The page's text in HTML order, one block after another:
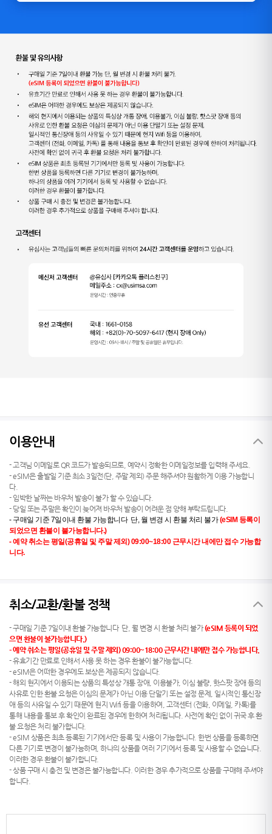
이용안내
- 고객님 이메일로 QR 코드가 발송되므로, 예약시 정확한 이메일정보를 입력해 주세요.
- eSIM은 출발일 기준 최소 3일전(단, 주말 제외) 주문 해주셔야 원활하게 이용 가능합니
다.
- 임박한 날짜는 바우처 발송이 불가 할 수 있습니다.
- 당일 또는 주말은 확인이 늦어져 바우처 발송이 어려운 점 양해 부탁드립니다.
- 구매일 기준 7일이내 환불 가능합니다 단, 월 변경 시 환불 처리 불가(eSIM 등록이
되었으면 환불이 불가능합니다.)
-예약 취소는 평일(공휴일 및 주말 제외) 09:00~18:00 근무시간 내에만 접수 가능합
니다.
취소/교환/환불 정책
- 구매일 기준 7일이내 환불 가능합니다 단, 월 변경 시 환불 처리 불가(eSIM 등록이 되었
으면 환불이 불가능합니다.)
-예약 취소는 평일(공휴일 및 주말 제외) 09:00~18:00 근무시간 내에만 접수 가능합니다.
- 유효기간 만료로 인해서 사용 못 하는 경우 환불이 불가능합니다.
- eSIM은 어떠한 경우에도 보상은 제공되지 않습니다.
- 해외 현지에서 이용되는 상품의 특성상 개통 장애, 이용불가, 이심 불량, 핫스팟 장애 등의
사유로 인한 환불 요청은 이심의 문제가 아닌 이용 단말기 또는 설정 문제, 일시적인 통신장
애 등의 사유일 수 있기 때문에 현지 Wifi 등을 이용하여, 고객센터 (전화, 이메일, 카톡)를
통해 내용을 통보 후 확인이 완료된 경우에 한하여 처리됩니다. 사전에 확인 없이 귀국 후 환
불 요청은 처리 불가합니다.
- eSIM 상품은 최초 등록된 기기에서만 등록 및 사용이 가능합니다. 한번 상품을 등록하면
다른 기기로 변경이 불가능하며, 하나의 상품을 여러 기기에서 등록 및 사용할 수 없습니다.
이러한 경우 환불이 불가합니다.
- 상품 구매 시 충전 및 변경은 불가능합니다. 이러한 경우 추가적으로 상품을 구매해 주셔야
합니다.